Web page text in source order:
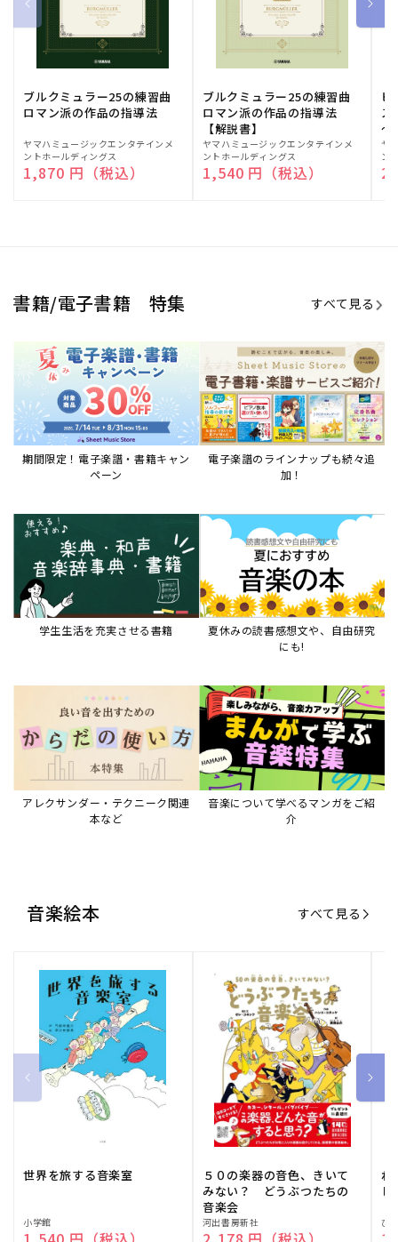
ブルクミュラー25の練習曲
ロマン派の作品の指導法
販
売
元:
ヤマハミュージックエンタテインメ
ントホールディングス
通常価格
1,870 円（税込）
ブルクミュラー25の練習曲
ロマン派の作品の指導法
【解説書】
販
売
元:
ヤマハミュージックエンタテインメ
ントホールディングス
通常価格
1,540 円（税込）
ピ
ス
～
販
売
元:
ヤ
ン
書籍/電子書籍 特集 すべて見る
期間限定！電子楽譜・書籍キャン
ペーン
電子楽譜のラインナップも続々追
加！
学生生活を充実させる書籍
夏休みの読書感想文や、自由研究
にも!
アレクサンダー・テクニーク関連
本など
音楽について学べるマンガをご紹
介
音楽絵本 すべて見る
世界を旅する音楽室
販
小学館
５０の楽器の音色、きいて
みない？ どうぶつたちの
音楽会
販
河出書房新社
ね
販ひ